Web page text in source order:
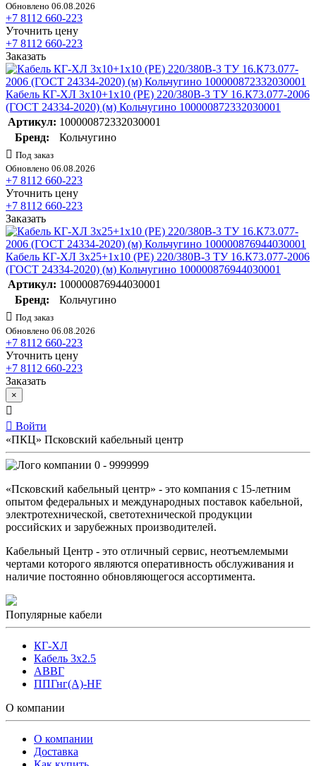
Обновлено 06.08.2026
+7 8112 660-223
Уточнить цену
+7 8112 660-223
Заказать
Кабель КГ-ХЛ 3х10+1х10 (PE) 220/380В-3 ТУ 16.К73.077-2006
(ГОСТ 24334-2020) (м) Кольчугино 100000872332030001
Артикул: 100000872332030001
Бренд:
Кольчугино
Под заказ
Обновлено 06.08.2026
+7 8112 660-223
Уточнить цену
+7 8112 660-223
Заказать
Кабель КГ-ХЛ 3х25+1х10 (PE) 220/380В-3 ТУ 16.К73.077-2006
(ГОСТ 24334-2020) (м) Кольчугино 100000876944030001
Артикул: 100000876944030001
Бренд:
Кольчугино
Под заказ
Обновлено 06.08.2026
+7 8112 660-223
Уточнить цену
+7 8112 660-223
Заказать
×
Войти
«ПКЦ» Псковский кабельный центр
0 - 9999999
«Псковский кабельный центр» - это компания с 15-летним
опытом федеральных и международных поставок кабельной,
электротехнической, светотехнической продукции
российских и зарубежных производителей.
Кабельный Центр - это отличный сервис, неотъемлемыми
чертами которого являются оперативность обслуживания и
наличие постоянно обновляющегося ассортимента.
Популярные кабели
КГ-ХЛ
Кабель 3x2.5
АВВГ
ППГнг(А)-HF
О компании
О компании
Доставка